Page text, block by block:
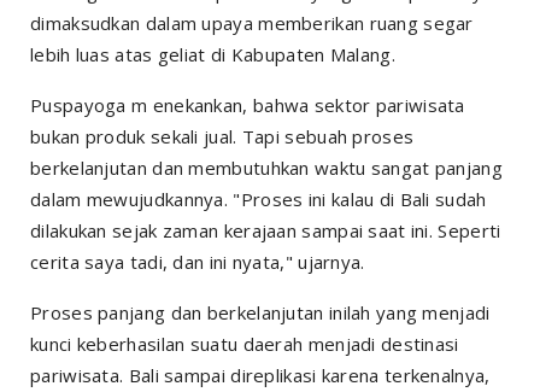
dimaksudkan dalam upaya memberikan ruang segar
lebih luas atas geliat di Kabupaten Malang.
Puspayoga m enekankan, bahwa sektor pariwisata
bukan produk sekali jual. Tapi sebuah proses
berkelanjutan dan membutuhkan waktu sangat panjang
dalam mewujudkannya. "Proses ini kalau di Bali sudah
dilakukan sejak zaman kerajaan sampai saat ini. Seperti
cerita saya tadi, dan ini nyata," ujarnya.
Proses panjang dan berkelanjutan inilah yang menjadi
kunci keberhasilan suatu daerah menjadi destinasi
pariwisata. Bali sampai direplikasi karena terkenalnya,